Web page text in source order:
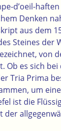
d’oeil-
Denken
aus dem
Steines der
von
Ob es sich
Tria Prima
um
ist die